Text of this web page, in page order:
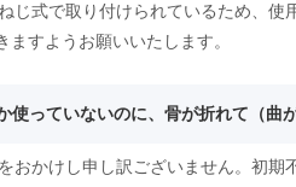
じ式で取り付けられているため、
ますようお願いいたします。
使っていないのに、骨が折れて（曲
おかけし申し訳ございません。初期